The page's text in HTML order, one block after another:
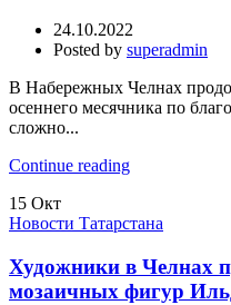
24.10.2022
Posted by superadmin
В Набережных Челнах
осеннего месячника по
сложно...
Continue reading
15 Окт
Новости Татарстана
Художники в Челнах
мозаичных фигур